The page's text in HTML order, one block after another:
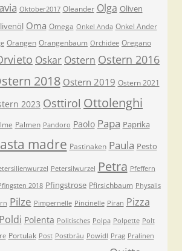
Oktober2017 Oleander Olga Oliven
Oma Omega Onkel Anda Onkel Ander
Orangen Orangenbaum Orchidee Oregano
Oskar Ostern Ostern 2016
2018 Ostern 2019 Ostern 2021
2023 Osttirol Ottolenghi
Palmen Pandoro Paolo Papa Paprika
madre Pastinaken Paula Pesto
Petersilwurzel Petra Pfeffern
2018 Pfingstrose Pfirsichbaum Physalis
Pilze Pimpernelle Pincinelle Piran Pizza
Poldi Polenta Politisches Polpa Polpette Polt
Portulak Post Postbräu Powidl Prag Pralinen